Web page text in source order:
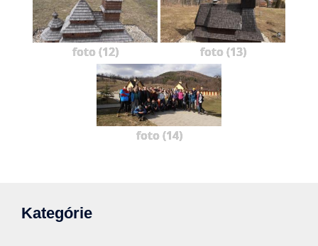
foto (12) foto (13)
foto (14)
Kategórie